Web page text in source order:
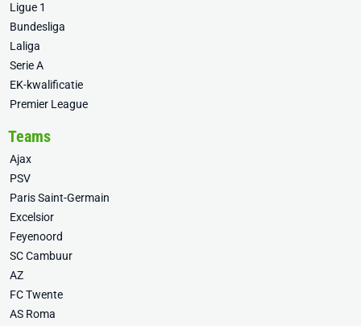
Ligue 1
Bundesliga
Laliga
Serie A
EK-kwalificatie
Premier League
Teams
Ajax
PSV
Paris Saint-Germain
Excelsior
Feyenoord
SC Cambuur
AZ
FC Twente
AS Roma